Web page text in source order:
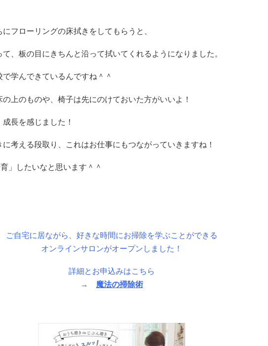
フローリングの床拭きをしてもらうと、
、板の目にきちんと沿って拭いてくれるようになりました。
で学んできているんですね＾＾
の上のものや、椅子は先にのけておいた方がいいよ！
長を感じました！
考える段取り、これはお仕事にもつながっていきますね！
」したいなと思います＾＾
ご自宅に居ながら、好きな時間にお掃除を学ぶことができる
オンラインサロンがオープンしました！
詳細とお申込みはこちら
→ 魔法の掃除術